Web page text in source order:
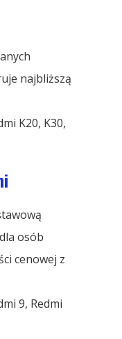
najbliższą
K20, K30,
osób
cenowej z
9, Redmi